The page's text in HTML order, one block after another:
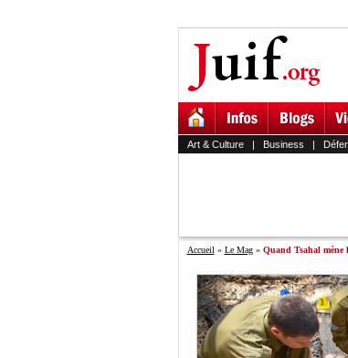
Art & Culture| Business |
Accueil » Le Mag» Quand Tsahal mène